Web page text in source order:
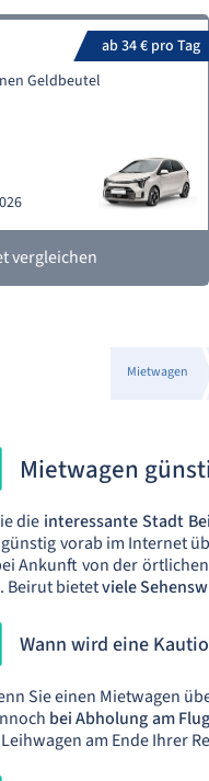
ab 34 € pro Tag
Geldbeutel
vergleichen
Mietwagen
Mietwagen
die interessante Stadt
vorab im Internet
Ankunft von der
Beirut bietetviele
Wann wird eine
Sie einen Mietwagen
bei Abholung am
am Ende Ihrer